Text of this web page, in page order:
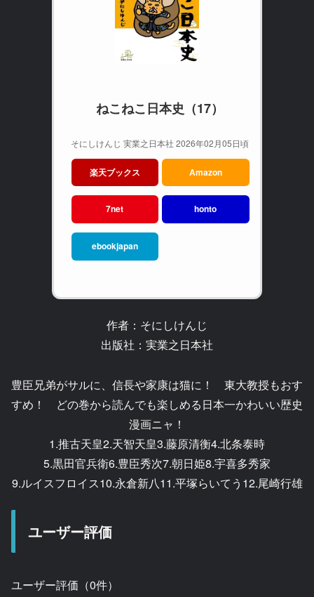
ねこねこ日本史（17）
そにしけんじ 実業之日本社 2026年02月05日頃
楽天ブックス Amazon
7net honto
ebookjapan
作者：そにしけんじ
出版社：実業之日本社
豊臣兄弟がサルに、信長や家康は猫に！ 東大教授もおす
すめ！ どの巻から読んでも楽しめる日本一かわいい歴史
漫画ニャ！
1.推古天皇2.天智天皇3.藤原清衡4.北条泰時
5.黒田官兵衛6.豊臣秀次7.朝日姫8.宇喜多秀家
9.ルイスフロイス10.永倉新八11.平塚らいてう12.尾崎行雄
ユーザー評価
ユーザー評価（0件）